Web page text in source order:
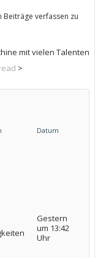
verfassen zu
mit vielen Talenten
>
Datum
Gestern
um 13:42
Uhr